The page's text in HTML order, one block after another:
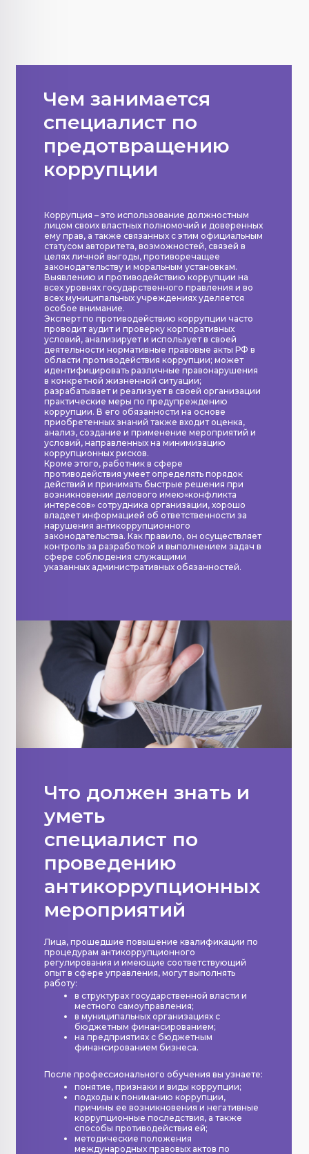
Чем занимается
специалист по
предотвращению
коррупции
Коррупция – это использование должностным
лицом своих властных полномочий и доверенных
ему прав, а также связанных с этим официальным
статусом авторитета, возможностей, связей в
целях личной выгоды, противоречащее
законодательству и моральным установкам.
Выявлению и противодействию коррупции на
всех уровнях государственного правления и во
всех муниципальных учреждениях уделяется
особое внимание.
Эксперт по противодействию коррупции часто
проводит аудит и проверку корпоративных
условий, анализирует и использует в своей
деятельности нормативные правовые акты РФ в
области противодействия коррупции; может
идентифицировать различные правонарушения
в конкретной жизненной ситуации;
разрабатывает и реализует в своей организации
практические меры по предупреждению
коррупции. В его обязанности на основе
приобретенных знаний также входит оценка,
анализ, создание и применение мероприятий и
условий, направленных на минимизацию
коррупционных рисков.
Кроме этого, работник в сфере
противодействия умеет определять порядок
действий и принимать быстрые решения при
возникновении делового имею«конфликта
интересов» сотрудника организации, хорошо
владеет информацией об ответственности за
нарушения антикоррупционного
законодательства. Как правило, он осуществляет
контроль за разработкой и выполнением задач в
сфере соблюдения служащими
указанных административных обязанностей.
Что должен знать и
уметь
специалист по
проведению
антикоррупционных
мероприятий
Лица, прошедшие повышение квалификации по
процедурам антикоррупционного
регулирования и имеющие соответствующий
опыт в сфере управления, могут выполнять
работу:
в структурах государственной власти и
местного самоуправления;
в муниципальных организациях с
бюджетным финансированием;
на предприятиях с бюджетным
финансированием бизнеса.
После профессионального обучения вы узнаете:
понятие, признаки и виды коррупции;
подходы к пониманию коррупции,
причины ее возникновения и негативные
коррупционные последствия, а также
способы противодействия ей;
методические положения
международных правовых актов по